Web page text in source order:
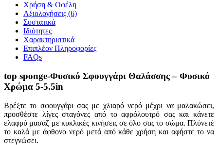
Χρήση & Οφέλη
Αξιολογήσεις (6)
Συστατικά
Ιδιότητες
Χαρακτηριστικά
Επιπλέον Πληροφορίες
FAQs
top sponge-Φυσικό Σφουγγάρι Θαλάσσης – Φυσικό
Χρώμα 5-5.5in
Βρέξτε το σφουγγάρι σας με χλιαρό νερό μέχρι να μαλακώσει,
προσθέστε λίγες σταγόνες από το αφρόλουτρό σας και κάνετε
ελαφρύ μασάζ με κυκλικές κινήσεις σε όλο σας το σώμα. Πλύνετέ
το καλά με άφθονο νερό μετά από κάθε χρήση και αφήστε το να
στεγνώσει.